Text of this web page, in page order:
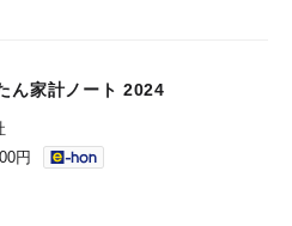
ん家計ノート 2024
円